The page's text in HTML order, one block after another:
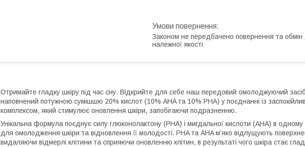
Законом не передбачено повернення та обмін
належної якості
Отримайте гладку шкіру під час сну. Відкрийте для себе наш передовий омолоджуючий
наповнений потужною сумішшю 20% кислот (10% AHA та 10% PHA) у поєднанні із
комплексом, який стимулює оновлення шкіри, запобігаючи подразненню.
Унікальна формула поєднує силу глюконолактону (PHA) і мигдальної кислоти (AHA) в одному
для омолодження шкіри та відновлення її молодості. PHA та AHA м’яко відлущують
видаляючи відмерлі клітини та сприяючи оновленню клітин, в результаті чого шкіра стає